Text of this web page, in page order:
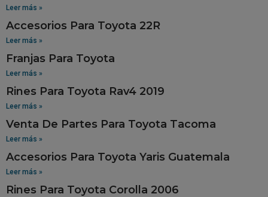
Leer más »
Accesorios Para Toyota 22R
Leer más »
Franjas Para Toyota
Leer más »
Rines Para Toyota Rav4 2019
Leer más »
Venta De Partes Para Toyota Tacoma
Leer más »
Accesorios Para Toyota Yaris Guatemala
Leer más »
Rines Para Toyota Corolla 2006